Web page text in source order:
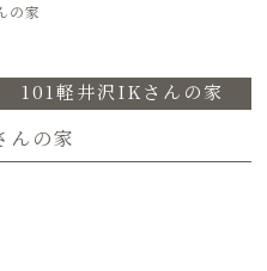
の家
101軽井沢IKさんの家
んの家